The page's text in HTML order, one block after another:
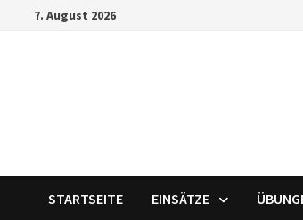
7. August 2026
STARTSEITE EINSÄTZE